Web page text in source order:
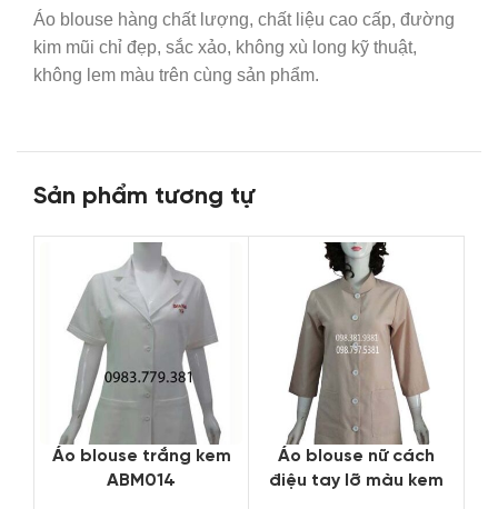
Áo blouse hàng chất lượng, chất liệu cao cấp, đường
kim mũi chỉ đẹp, sắc xảo, không xù long kỹ thuật,
không lem màu trên cùng sản phẩm.
Sản phẩm tương tự
Áo blouse trắng kem
ABM014
Áo blouse nữ cách
điệu tay lỡ màu kem